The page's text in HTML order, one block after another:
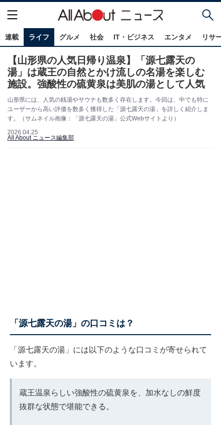
連載 ライフ グルメ 社会 IT・ビジネス エンタメ リサ
【山形県の人気日帰り温泉】「源七露天の
湯」は蔵王の自然とかけ流しの名湯を楽しむ
施設。強酸性の硫黄泉は美肌の湯として人気
山形県には、人気の銭湯やサウナも数多く存在します。今回は、中でも特に
ユーザーから高い評価を数多く獲得した「源七露天の湯」を詳しく紹介しま
す。（サムネイル画像：「源七露天の湯」公式Webサイトより）
2026.04.25
All About ニュース編集部
「源七露天の湯」の口コミは？
「源七露天の湯」には以下のような口コミが寄せられて
います。
蔵王温泉らしい強酸性の硫黄泉を、加水なしの鮮度
抜群な状態で堪能できる。